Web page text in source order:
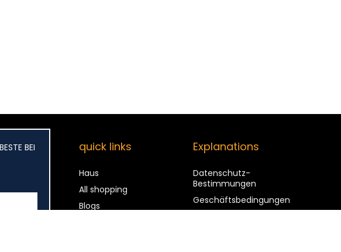
BEI quick links
Haus
All shopping
Blogs
Explanations
Datenschutz-
Bestimmungen
Geschäftsbedingungen